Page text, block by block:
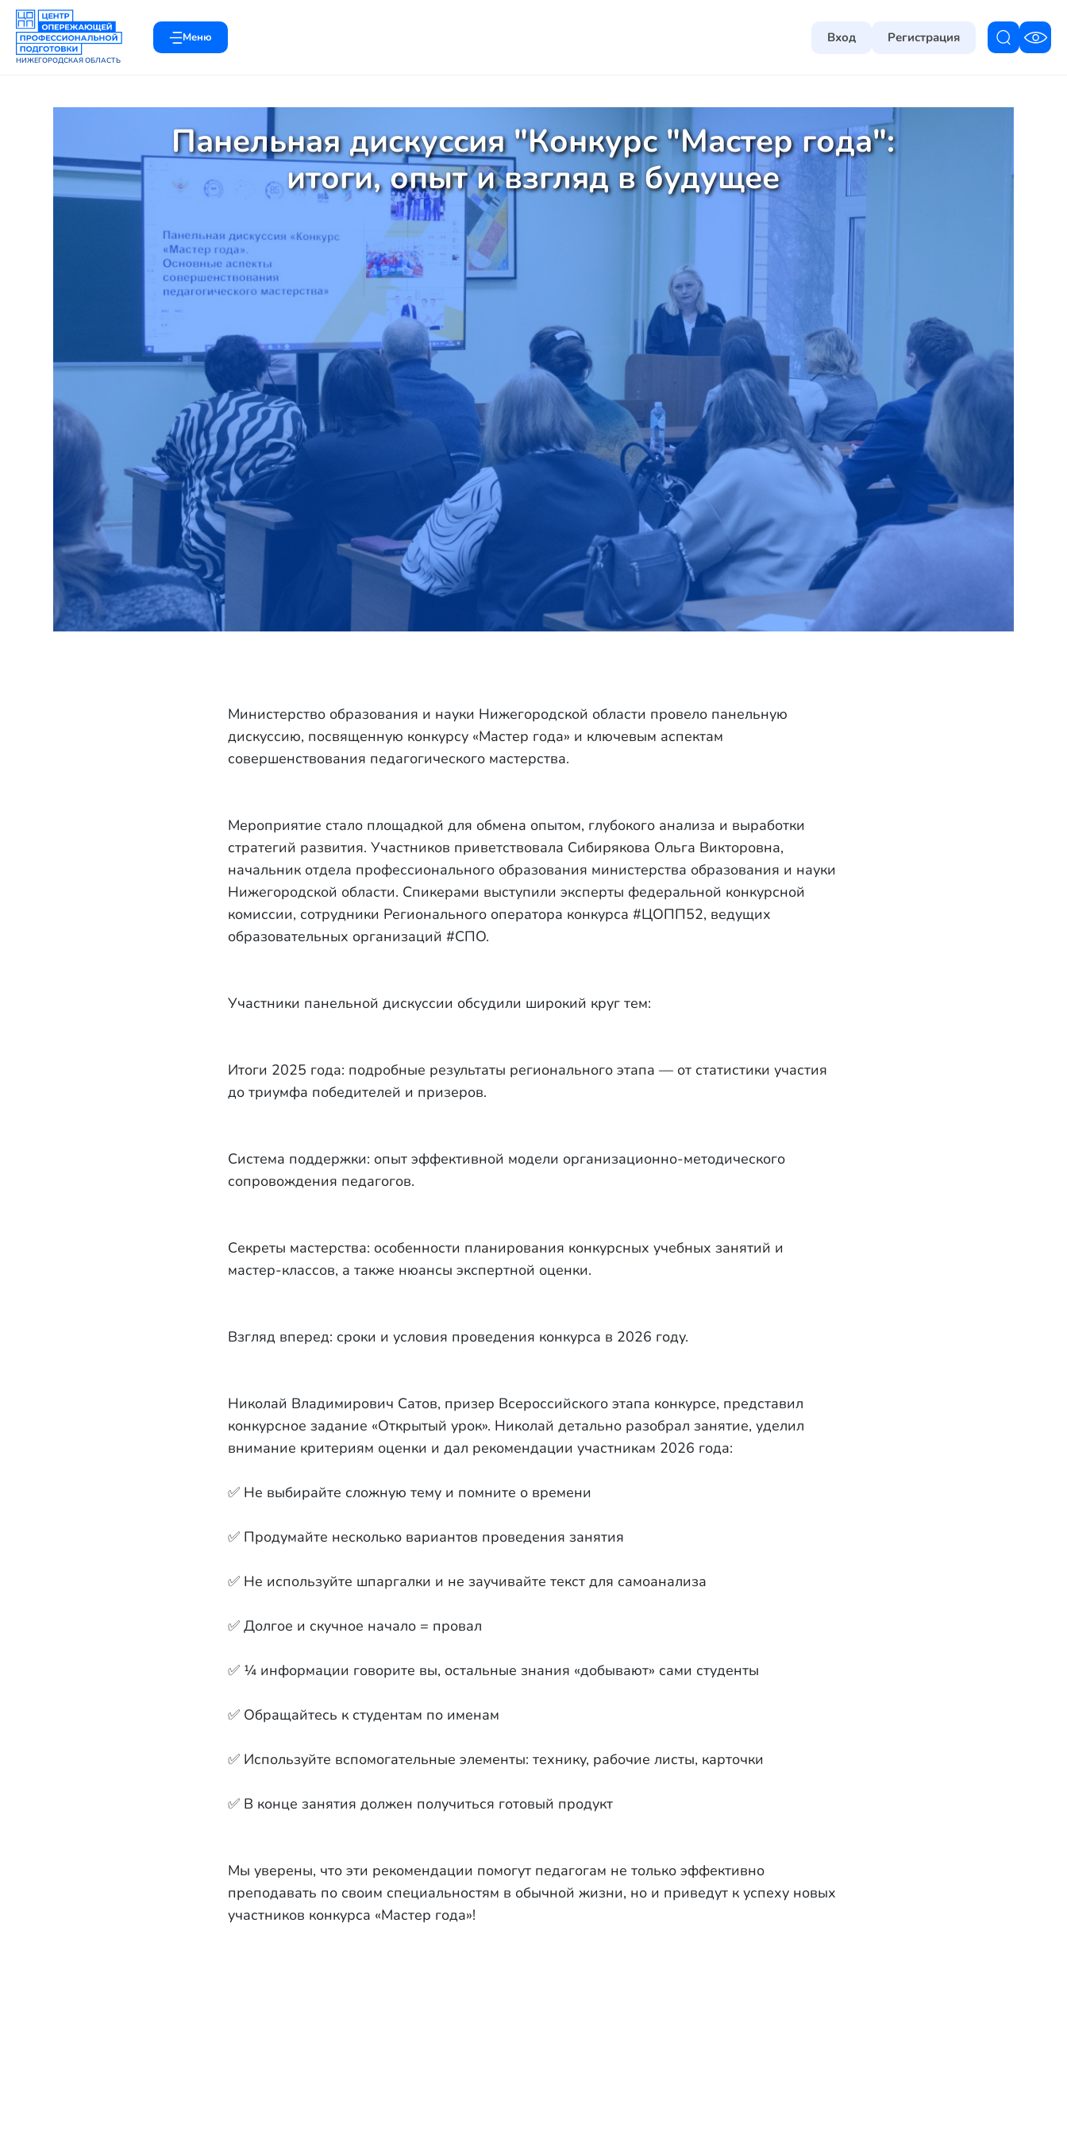
НИЖЕГОРОДСКАЯ ОБЛАСТЬ
Меню Вход Регистрация
Панельная дискуссия "Конкурс "Мастер года":
итоги, опыт и взгляд в будущее
Министерство образования и науки Нижегородской области провело панельную
дискуссию, посвященную конкурсу «Мастер года» и ключевым аспектам
совершенствования педагогического мастерства.
Мероприятие стало площадкой для обмена опытом, глубокого анализа и выработки
стратегий развития. Участников приветствовала Сибирякова Ольга Викторовна,
начальник отдела профессионального образования министерства образования и науки
Нижегородской области. Спикерами выступили эксперты федеральной конкурсной
комиссии, сотрудники Регионального оператора конкурса #ЦОПП52, ведущих
образовательных организаций #СПО.
Участники панельной дискуссии обсудили широкий круг тем:
Итоги 2025 года: подробные результаты регионального этапа — от статистики участия
до триумфа победителей и призеров.
Система поддержки: опыт эффективной модели организационно-методического
сопровождения педагогов.
Секреты мастерства: особенности планирования конкурсных учебных занятий и
мастер-классов, а также нюансы экспертной оценки.
Взгляд вперед: сроки и условия проведения конкурса в 2026 году.
Николай Владимирович Сатов, призер Всероссийского этапа конкурсе, представил
конкурсное задание «Открытый урок». Николай детально разобрал занятие, уделил
внимание критериям оценки и дал рекомендации участникам 2026 года:
✅ Не выбирайте сложную тему и помните о времени
✅ Продумайте несколько вариантов проведения занятия
✅ Не используйте шпаргалки и не заучивайте текст для самоанализа
✅ Долгое и скучное начало = провал
✅ ¼ информации говорите вы, остальные знания «добывают» сами студенты
✅ Обращайтесь к студентам по именам
✅ Используйте вспомогательные элементы: технику, рабочие листы, карточки
✅ В конце занятия должен получиться готовый продукт
Мы уверены, что эти рекомендации помогут педагогам не только эффективно
преподавать по своим специальностям в обычной жизни, но и приведут к успеху новых
участников конкурса «Мастер года»!